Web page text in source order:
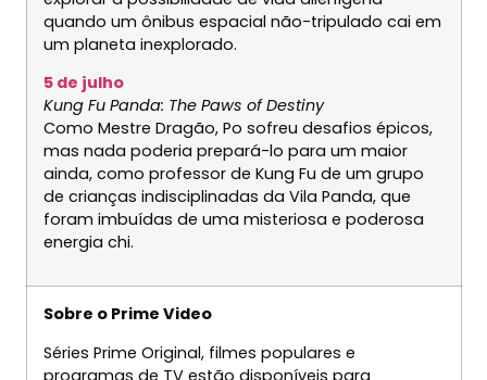
quando um ônibus espacial não-tripulado cai em
um planeta inexplorado.
5 de julho
Kung Fu Panda: The Paws of Destiny
Como Mestre Dragão, Po sofreu desafios épicos,
mas nada poderia prepará-lo para um maior
ainda, como professor de Kung Fu de um grupo
de crianças indisciplinadas da Vila Panda, que
foram imbuídas de uma misteriosa e poderosa
energia chi.
Sobre o Prime Video
Séries Prime Original, filmes populares e
programas de TV estão disponíveis para